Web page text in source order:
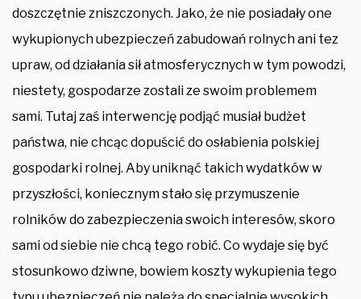
doszczętnie zniszczonych. Jako, że nie posiadały one
wykupionych ubezpieczeń zabudowań rolnych ani tez
upraw, od działania sił atmosferycznych w tym powodzi,
niestety, gospodarze zostali ze swoim problemem
sami. Tutaj zaś interwencję podjąć musiał budżet
państwa, nie chcąc dopuścić do osłabienia polskiej
gospodarki rolnej. Aby uniknąć takich wydatków w
przyszłości, koniecznym stało się przymuszenie
rolników do zabezpieczenia swoich interesów, skoro
sami od siebie nie chcą tego robić. Co wydaje się być
stosunkowo dziwne, bowiem koszty wykupienia tego